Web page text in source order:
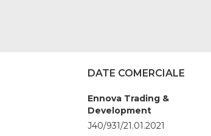
DATE COMERCIALE
Ennova Trading &
Development
J40/931/21.01.2021